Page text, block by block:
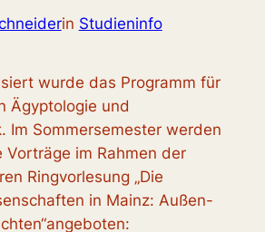
in Studieninfo
wurde das Programm für
Ägyptologie und
Im Sommersemester werden
Vorträge im Rahmen der
Ringvorlesung „Die
in Mainz: Außen-